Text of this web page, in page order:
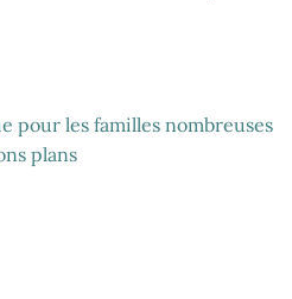
pour les familles nombreuses
plans